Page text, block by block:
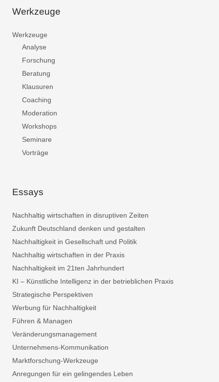
Werkzeuge
Werkzeuge
Analyse
Forschung
Beratung
Klausuren
Coaching
Moderation
Workshops
Seminare
Vorträge
Essays
Nachhaltig wirtschaften in disruptiven Zeiten
Zukunft Deutschland denken und gestalten
Nachhaltigkeit in Gesellschaft und Politik
Nachhaltig wirtschaften in der Praxis
Nachhaltigkeit im 21ten Jahrhundert
KI – Künstliche Intelligenz in der betrieblichen Praxis
Strategische Perspektiven
Werbung für Nachhaltigkeit
Führen & Managen
Veränderungsmanagement
Unternehmens-Kommunikation
Marktforschung-Werkzeuge
Anregungen für ein gelingendes Leben